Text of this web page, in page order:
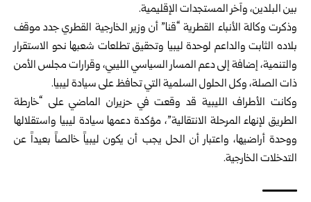
بين البلدين، وآخر المستجدات الإقليمية.
وذكرت وكالة الأنباء القطرية “قنا” أن وزير الخارجية القطري جدد موقف
بلاده الثابت والداعم لوحدة ليبيا وتحقيق تطلعات شعبها نحو الاستقرار
والتنمية، إضافة إلى دعم المسار السياسي الليبي، وقرارات مجلس الأمن
ذات الصلة، وكل الحلول السلمية التي تحافظ على سيادة ليبيا.
وكانت الأطراف الليبية قد وقعت في حزيران الماضي على “خارطة
الطريق لإنهاء المرحلة الانتقالية”، مؤكدة دعمها سيادة ليبيا واستقلالها
ووحدة أراضيها، واعتبار أن الحل يجب أن يكون ليبياً خالصاً بعيداً عن
التدخلات الخارجية.